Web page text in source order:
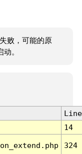
败，可能的原
。
Line
14
324